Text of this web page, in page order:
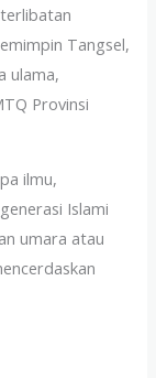
Tangsel,
ulama,
Provinsi
ilmu,
Islami
umara atau